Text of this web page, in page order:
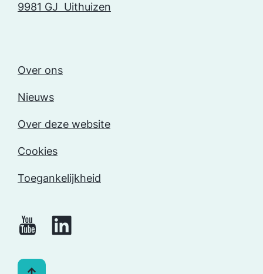
9981 GJ Uithuizen
Over ons
Nieuws
Over deze website
Cookies
Toegankelijkheid
Naar bovenkant pagina